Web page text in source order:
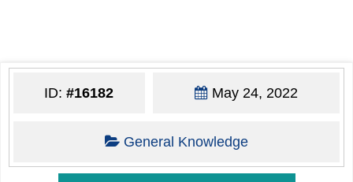
ID:#16182 May 24, 2022
General Knowledge